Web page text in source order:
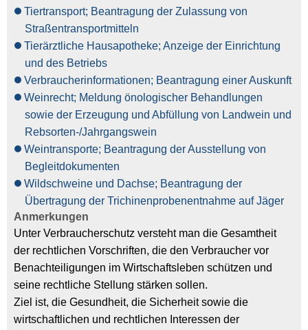
Tiertransport; Beantragung der Zulassung von
Straßentransportmitteln
Tierärztliche Hausapotheke; Anzeige der Einrichtung
und des Betriebs
Verbraucherinformationen; Beantragung einer Auskunft
Weinrecht; Meldung önologischer Behandlungen
sowie der Erzeugung und Abfüllung von Landwein und
Rebsorten-/Jahrgangswein
Weintransporte; Beantragung der Ausstellung von
Begleitdokumenten
Wildschweine und Dachse; Beantragung der
Übertragung der Trichinenprobenentnahme auf Jäger
Anmerkungen
Unter Verbraucherschutz versteht man die Gesamtheit
der rechtlichen Vorschriften, die den Verbraucher vor
Benachteiligungen im Wirtschaftsleben schützen und
seine rechtliche Stellung stärken sollen.
Ziel ist, die Gesundheit, die Sicherheit sowie die
wirtschaftlichen und rechtlichen Interessen der